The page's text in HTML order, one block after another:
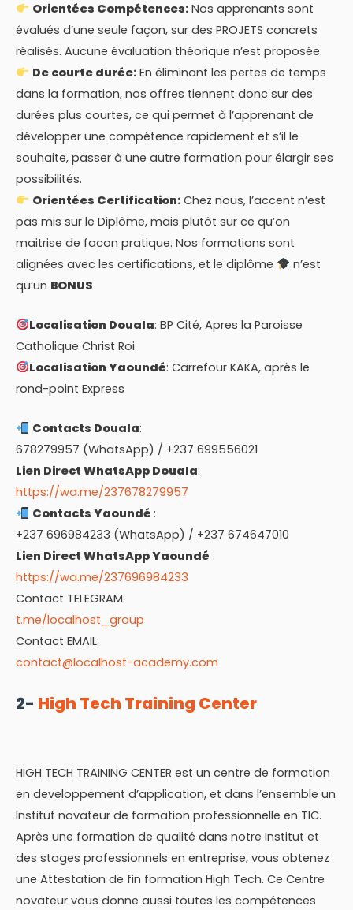
Orientées Compétences:Nos apprenants sont
évalués d’une seule façon, sur des PROJETS concrets
réalisés. Aucune évaluation théorique n’est proposée.
De courte durée:En éliminant les pertes de temps
dans la formation, nos offres tiennent donc sur des
durées plus courtes, ce qui permet à l’apprenant de
développer une compétence rapidement et s’il le
souhaite, passer à une autre formation pour élargir ses
possibilités.
Orientées Certification:Chez nous, l’accent n’est
pas mis sur le Diplôme, mais plutôt sur ce qu’on
maitrise de facon pratique. Nos formations sont
alignées avec les certifications, et le diplôme
n’est
qu’un BONUS
Localisation Douala: BP Cité, Apres la Paroisse
Catholique Christ Roi
Localisation Yaoundé: Carrefour KAKA, après le
rond-point Express
Contacts Douala:
678279957 (WhatsApp) / +237 699556021
Lien Direct WhatsApp Douala:
https://wa.me/237678279957
Contacts Yaoundé :
+237 696984233 (WhatsApp) / +237 674647010
Lien Direct WhatsApp Yaoundé :
https://wa.me/237696984233
Contact TELEGRAM:
t.me/localhost_group
Contact EMAIL:
contact@localhost-academy.com
2- High Tech Training Center
HIGH TECH TRAINING CENTER est un centre de formation
en developpement d’application, et dans l’ensemble un
Institut novateur de formation professionnelle en TIC.
Après une formation de qualité dans notre Institut et
des stages professionnels en entreprise, vous obtenez
une Attestation de fin formation High Tech. Ce Centre
novateur vous donne aussi toutes les compétences